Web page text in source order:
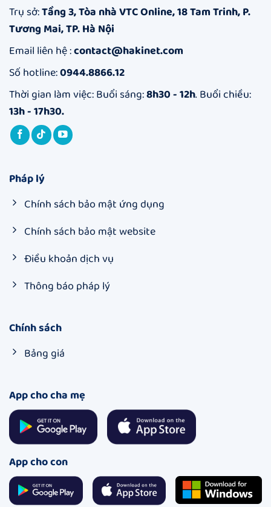
Dùng
Điện
Thoại
Hiệu
Quả
Được
Ứng
Dụng
Giám
Sát
An
Trụ sở:Tầng 3, Tòa nhà VTC Online, 18 Tam Trinh, P.
Tương Mai, TP. Hà Nội
Email liên hệ :contact@hakinet.com
Số hotline:0944.8866.12
Thời gian làm việc: Buổi sáng:8h30 - 12h. Buổi chiều:
13h - 17h30.
Pháp lý
Chính sách bảo mật ứng dụng
Chính sách bảo mật website
Điều khoản dịch vụ
Thông báo pháp lý
Chính sách
Bảng giá
App cho cha mẹ
App cho con